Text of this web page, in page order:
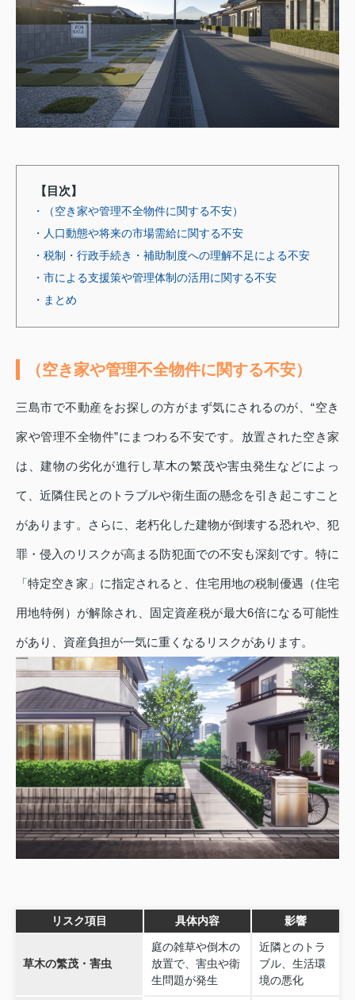
【目次】
・（空き家や管理不全物件に関する不安）
・人口動態や将来の市場需給に関する不安
・税制・行政手続き・補助制度への理解不足による不安
・市による支援策や管理体制の活用に関する不安
・まとめ
（空き家や管理不全物件に関する不安）
三島市で不動産をお探しの方がまず気にされるのが、“空き
家や管理不全物件”にまつわる不安です。放置された空き家
は、建物の劣化が進行し草木の繁茂や害虫発生などによっ
て、近隣住民とのトラブルや衛生面の懸念を引き起こすこと
があります。さらに、老朽化した建物が倒壊する恐れや、犯
罪・侵入のリスクが高まる防犯面での不安も深刻です。特に
「特定空き家」に指定されると、住宅用地の税制優遇（住宅
用地特例）が解除され、固定資産税が最大6倍になる可能性
があり、資産負担が一気に重くなるリスクがあります。
リスク項目 具体内容 影響
草木の繁茂・害虫
庭の雑草や倒木の
放置で、害虫や衛
生問題が発生
近隣とのトラ
ブル、生活環
境の悪化